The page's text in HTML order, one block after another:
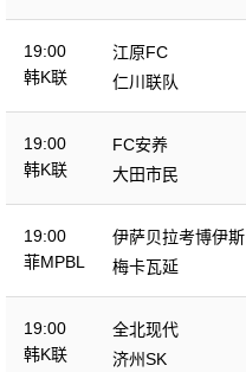
19:00
韩K联
江原FC
仁川联队
19:00
韩K联
FC安养
大田市民
19:00
菲MPBL
伊萨贝拉考博伊斯
梅卡瓦延
19:00
韩K联
全北现代
济州SK